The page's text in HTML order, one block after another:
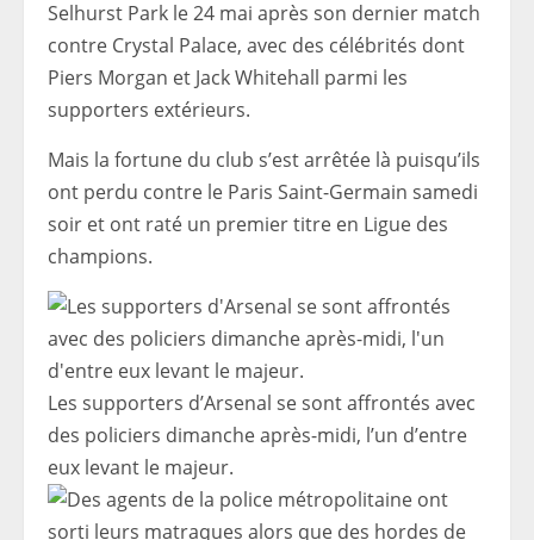
Selhurst Park le 24 mai après son dernier match
contre Crystal Palace, avec des célébrités dont
Piers Morgan et Jack Whitehall parmi les
supporters extérieurs.
Mais la fortune du club s’est arrêtée là puisqu’ils
ont perdu contre le Paris Saint-Germain samedi
soir et ont raté un premier titre en Ligue des
champions.
Les supporters d’Arsenal se sont affrontés avec
des policiers dimanche après-midi, l’un d’entre
eux levant le majeur.